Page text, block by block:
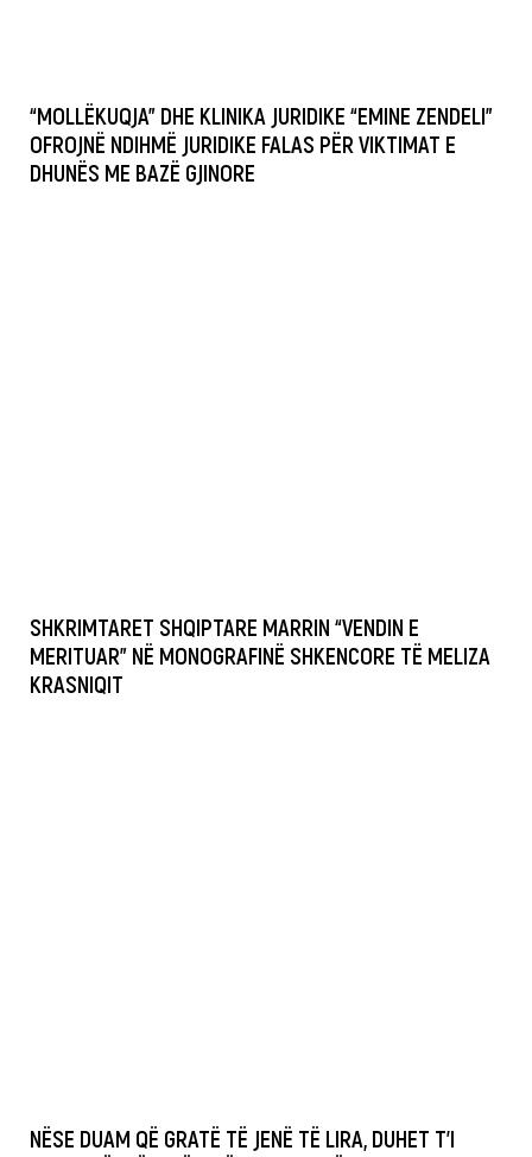
“MOLLËKUQJA” DHE KLINIKA JURIDIKE “EMINE ZENDELI”
OFROJNË NDIHMË JURIDIKE FALAS PËR VIKTIMAT E
DHUNËS ME BAZË GJINORE
SHKRIMTARET SHQIPTARE MARRIN “VENDIN E
MERITUAR” NË MONOGRAFINË SHKENCORE TË MELIZA
KRASNIQIT
NËSE DUAM QË GRATË TË JENË TË LIRA, DUHET T’I